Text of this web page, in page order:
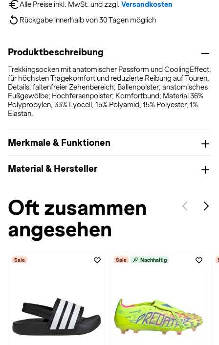
Alle Preise inkl. MwSt. und zzgl. Versandkosten
Rückgabe innerhalb von 30 Tagen möglich
Produktbeschreibung
Trekkingsocken mit anatomischer Passform und CoolingEffect,
für höchsten Tragekomfort und reduzierte Reibung auf Touren.
Details: faltenfreier Zehenbereich; Ballenpolster; anatomisches
Fußgewölbe; Hochfersenpolster; Komfortbund; Material 36%
Polypropylen, 33% Lyocell, 15% Polyamid, 15% Polyester, 1%
Elastan.
Merkmale & Funktionen
Material & Hersteller
Oft zusammen
angesehen
Sale Sale Nachhaltig